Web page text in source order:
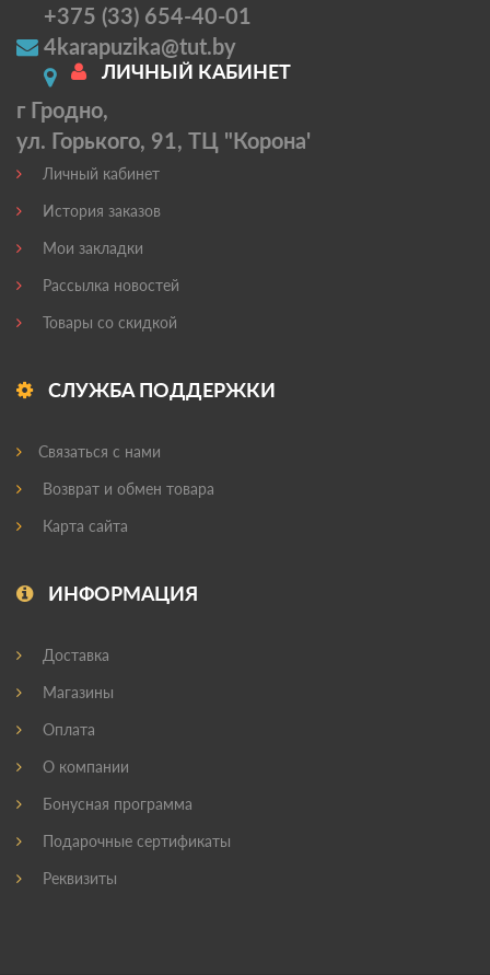
+375 (33) 654-40-01
4karapuzika@tut.by
г Гродно,
ул. Горького, 91, ТЦ "Корона'
ЛИЧНЫЙ КАБИНЕТ
Личный кабинет
История заказов
Мои закладки
Рассылка новостей
Товары со скидкой
СЛУЖБА ПОДДЕРЖКИ
Связаться с нами
Возврат и обмен товара
Карта сайта
ИНФОРМАЦИЯ
Доставка
Магазины
Оплата
О компании
Бонусная программа
Подарочные сертификаты
Реквизиты